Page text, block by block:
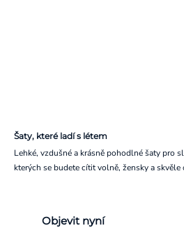
Šaty, které ladí s létem
Lehké, vzdušné a krásně pohodlné šaty pro
kterých se budete cítit volně, žensky a skvěle
Objevit nyní